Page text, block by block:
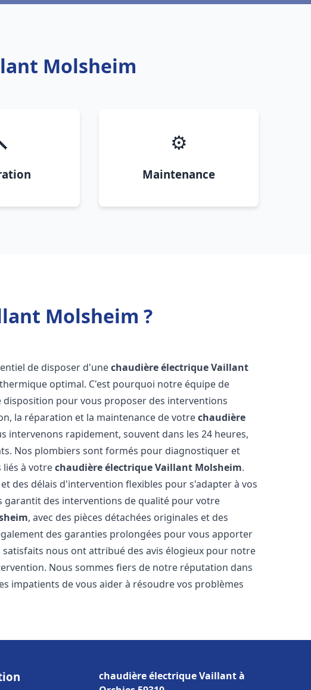
Molsheim
⚙️
Maintenance
Molsheim ?
de disposer d'unechaudière électrique Vaillant
optimal. C'est pourquoi notre équipe de
pour vous proposer des interventions
la réparation et la maintenance de votrechaudière
intervenons rapidement, souvent dans les 24 heures,
Nos plombiers sont formés pour diagnostiquer et
liés à votrechaudière électrique Vaillant Molsheim.
des délais d'intervention flexibles pour s'adapter à vos
garantit des interventions de qualité pour votre
, avec des pièces détachées originales et des
des garanties prolongées pour vous apporter
nous ont attribué des avis élogieux pour notre
Nous sommes fiers de notre réputation dans
impatients de vous aider à résoudre vos problèmes
chaudière électrique Vaillant à